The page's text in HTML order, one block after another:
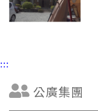
:::
公廣集團